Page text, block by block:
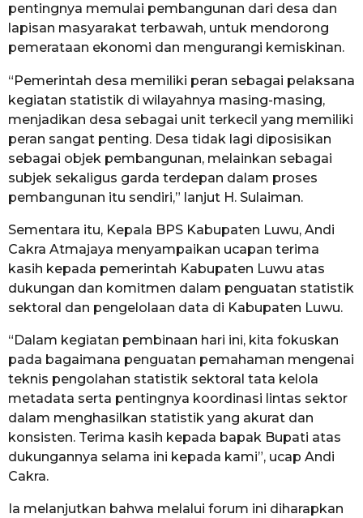
pentingnya memulai pembangunan dari desa dan
lapisan masyarakat terbawah, untuk mendorong
pemerataan ekonomi dan mengurangi kemiskinan.
“Pemerintah desa memiliki peran sebagai pelaksana
kegiatan statistik di wilayahnya masing-masing,
menjadikan desa sebagai unit terkecil yang memiliki
peran sangat penting. Desa tidak lagi diposisikan
sebagai objek pembangunan, melainkan sebagai
subjek sekaligus garda terdepan dalam proses
pembangunan itu sendiri,” lanjut H. Sulaiman.
Sementara itu, Kepala BPS Kabupaten Luwu, Andi
Cakra Atmajaya menyampaikan ucapan terima
kasih kepada pemerintah Kabupaten Luwu atas
dukungan dan komitmen dalam penguatan statistik
sektoral dan pengelolaan data di Kabupaten Luwu.
“Dalam kegiatan pembinaan hari ini, kita fokuskan
pada bagaimana penguatan pemahaman mengenai
teknis pengolahan statistik sektoral tata kelola
metadata serta pentingnya koordinasi lintas sektor
dalam menghasilkan statistik yang akurat dan
konsisten. Terima kasih kepada bapak Bupati atas
dukungannya selama ini kepada kami”, ucap Andi
Cakra.
Ia melanjutkan bahwa melalui forum ini diharapkan